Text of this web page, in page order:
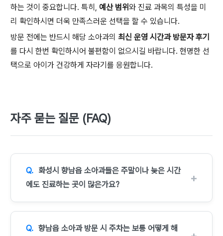
하는 것이 중요합니다. 특히, 예산 범위와 진료 과목의 특성을 미
리 확인하시면 더욱 만족스러운 선택을 할 수 있습니다.
방문 전에는 반드시 해당 소아과의 최신 운영 시간과 방문자 후기
를 다시 한번 확인하시어 불편함이 없으시길 바랍니다. 현명한 선
택으로 아이가 건강하게 자라기를 응원합니다.
자주 묻는 질문 (FAQ)
화성시 향남읍 소아과들은 주말이나 늦은 시간
에도 진료하는 곳이 많은가요?
향남읍 소아과 방문 시 주차는 보통 어떻게 해